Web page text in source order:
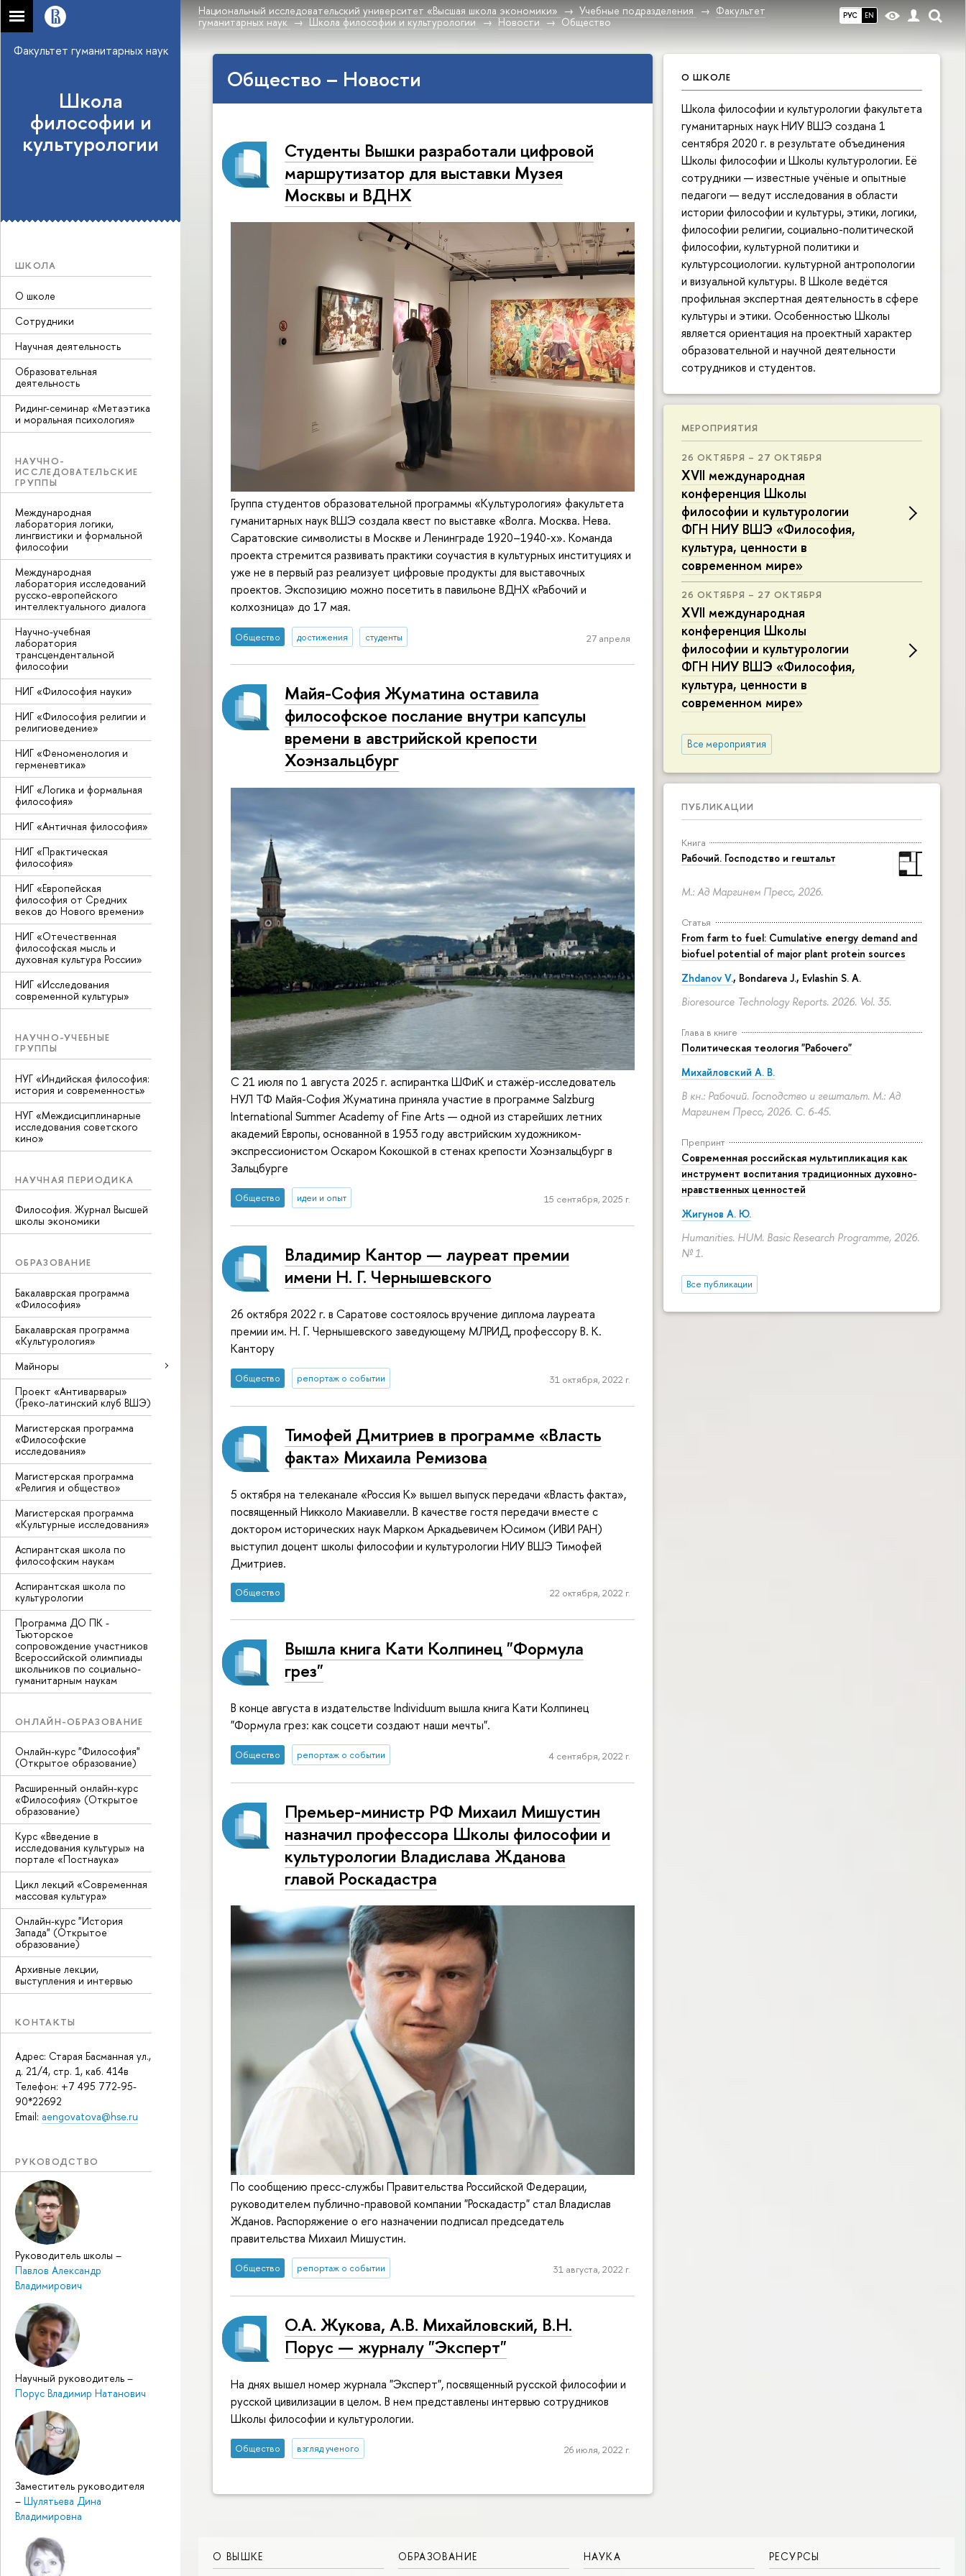
РУС EN
Национальный исследовательский университет «Высшая школа экономики» Учебные подразделения
Факультет
гуманитарных наук
Школа философии и культурологии Новости Общество
Факультет гуманитарных наук
Школа
философии и
культурологии
ШКОЛА
О школе
Сотрудники
Научная деятельность
Образовательная
деятельность
Ридинг-семинар «Метаэтика
и моральная психология»
НАУЧНО-
ИССЛЕДОВАТЕЛЬСКИЕ
ГРУППЫ
Международная
лаборатория логики,
лингвистики и формальной
философии
Международная
лаборатория исследований
русско-европейского
интеллектуального диалога
Научно-учебная
лаборатория
трансцендентальной
философии
НИГ «Философия науки»
НИГ «Философия религии и
религиоведение»
НИГ «Феноменология и
герменевтика»
НИГ «Логика и формальная
философия»
НИГ «Античная философия»
НИГ «Практическая
философия»
НИГ «Европейская
философия от Средних
веков до Нового времени»
НИГ «Отечественная
философская мысль и
духовная культура России»
НИГ «Исследования
современной культуры»
НАУЧНО-УЧЕБНЫЕ
ГРУППЫ
НУГ «Индийская философия:
история и современность»
НУГ «Междисциплинарные
исследования советского
кино»
НАУЧНАЯ ПЕРИОДИКА
Философия. Журнал Высшей
школы экономики
ОБРАЗОВАНИЕ
Бакалаврская программа
«Философия»
Бакалаврская программа
«Культурология»
Майноры
Проект «Антиварвары»
(Греко-латинский клуб ВШЭ)
Магистерская программа
«Философские
исследования»
Магистерская программа
«Религия и общество»
Магистерская программа
«Культурные исследования»
Аспирантская школа по
философским наукам
Аспирантская школа по
культурологии
Программа ДО ПК -
Тьюторское
сопровождение участников
Всероссийской олимпиады
школьников по социально-
гуманитарным наукам
ОНЛАЙН-ОБРАЗОВАНИЕ
Онлайн-курс "Философия"
(Открытое образование)
Расширенный онлайн-курс
«Философия» (Открытое
образование)
Курс «Введение в
исследования культуры» на
портале «Постнаука»
Цикл лекций «Современная
массовая культура»
Онлайн-курс "История
Запада" (Открытое
образование)
Архивные лекции,
выступления и интервью
КОНТАКТЫ
Адрес: Старая Басманная ул.,
д. 21/4, стр. 1, каб. 414в
Телефон: +7 495 772-95-
90*22692
Email: aengovatova@hse.ru
РУКОВОДСТВО
Руководитель школы –
Павлов Александр
Владимирович
Научный руководитель –
Порус Владимир Натанович
Заместитель руководителя
– Шулятьева Дина
Владимировна
О ШКОЛЕ
Школа философии и культурологии факультета
гуманитарных наук НИУ ВШЭ создана 1
сентября 2020 г. в результате объединения
Школы философии и Школы культурологии. Её
сотрудники — известные учёные и опытные
педагоги — ведут исследования в области
истории философии и культуры, этики, логики,
философии религии, социально-политической
философии, культурной политики и
культурсоциологии. культурной антропологии
и визуальной культуры. В Школе ведётся
профильная экспертная деятельность в сфере
культуры и этики. Особенностью Школы
является ориентация на проектный характер
образовательной и научной деятельности
сотрудников и студентов.
МЕРОПРИЯТИЯ
26 ОКТЯБРЯ – 27 ОКТЯБРЯ
XVII международная
конференция Школы
философии и культурологии
ФГН НИУ ВШЭ «Философия,
культура, ценности в
современном мире»
26 ОКТЯБРЯ – 27 ОКТЯБРЯ
XVII международная
конференция Школы
философии и культурологии
ФГН НИУ ВШЭ «Философия,
культура, ценности в
современном мире»
Все мероприятия
ПУБЛИКАЦИИ
Книга
Рабочий. Господство и гештальт
М.: Ад Маргинем Пресс, 2026.
Статья
From farm to fuel: Cumulative energy demand and
biofuel potential of major plant protein sources
Zhdanov V., Bondareva J., Evlashin S. A.
Bioresource Technology Reports. 2026. Vol. 35.
Глава в книге
Политическая теология "Рабочего"
Михайловский А. В.
В кн.: Рабочий. Господство и гештальт. М.: Ад
Маргинем Пресс, 2026. С. 6-45.
Препринт
Современная российская мультипликация как
инструмент воспитания традиционных духовно-
нравственных ценностей
Жигунов А. Ю.
Humanities. HUM. Basic Research Programme, 2026.
№ 1.
Все публикации
Общество – Новости
Студенты Вышки разработали цифровой
маршрутизатор для выставки Музея
Москвы и ВДНХ
Группа студентов образовательной программы «Культурология» факультета
гуманитарных наук ВШЭ создала квест по выставке «Волга. Москва. Нева.
Саратовские символисты в Москве и Ленинграде 1920–1940-х». Команда
проекта стремится развивать практики соучастия в культурных институциях и
уже не в первый раз реализует цифровые продукты для выставочных
проектов. Экспозицию можно посетить в павильоне ВДНХ «Рабочий и
колхозница» до 17 мая.
Общество достижения студенты 27 апреля
Майя-София Жуматина оставила
философское послание внутри капсулы
времени в австрийской крепости
Хоэнзальцбург
С 21 июля по 1 августа 2025 г. аспирантка ШФиК и стажёр-исследователь
НУЛ ТФ Майя-София Жуматина приняла участие в программе Salzburg
International Summer Academy of Fine Arts — одной из старейших летних
академий Европы, основанной в 1953 году австрийским художником-
экспрессионистом Оскаром Кокошкой в стенах крепости Хоэнзальцбург в
Зальцбурге
Общество идеи и опыт 15 сентября, 2025 г.
Владимир Кантор — лауреат премии
имени Н. Г. Чернышевского
26 октября 2022 г. в Саратове состоялось вручение диплома лауреата
премии им. Н. Г. Чернышевского заведующему МЛРИД, профессору В. К.
Кантору
Общество репортаж о событии 31 октября, 2022 г.
Тимофей Дмитриев в программе «Власть
факта» Михаила Ремизова
5 октября на телеканале «Россия К» вышел выпуск передачи «Власть факта»,
посвященный Никколо Макиавелли. В качестве гостя передачи вместе с
доктором исторических наук Марком Аркадьевичем Юсимом (ИВИ РАН)
выступил доцент школы философии и культурологии НИУ ВШЭ Тимофей
Дмитриев.
Общество 22 октября, 2022 г.
Вышла книга Кати Колпинец "Формула
грез"
В конце августа в издательстве Individuum вышла книга Кати Колпинец
"Формула грез: как соцсети создают наши мечты".
Общество репортаж о событии 4 сентября, 2022 г.
Премьер-министр РФ Михаил Мишустин
назначил профессора Школы философии и
культурологии Владислава Жданова
главой Роскадастра
По сообщению пресс-службы Правительства Российской Федерации,
руководителем публично-правовой компании "Роскадастр" стал Владислав
Жданов. Распоряжение о его назначении подписал председатель
правительства Михаил Мишустин.
Общество репортаж о событии 31 августа, 2022 г.
О.А. Жукова, А.В. Михайловский, В.Н.
Порус — журналу "Эксперт"
На днях вышел номер журнала "Эксперт", посвященный русской философии и
русской цивилизации в целом. В нем представлены интервью сотрудников
Школы философии и культурологии.
Общество взгляд ученого 26 июля, 2022 г.
О ВЫШКЕ
ОБРАЗОВАНИЕ
НАУКА
РЕСУРСЫ